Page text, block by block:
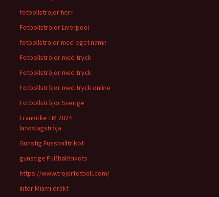
fotbollströjor herr
Fotbollströjor Liverpool
fotbollströjor med eget namn
Fotbollströjor med tryck
Fotbollströjor med tryck
Fotbollströjor med tryck online
Fotbollströjor Sverige
Frankrike EM 2024
landslagströja
Gunstig Fussballtrikot
günstige Fußballtrikots
https://www.trojorfotboll.com/
Inter Miami drakt